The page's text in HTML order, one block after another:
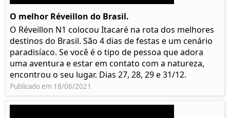
O melhor Réveillon do Brasil.
O Réveillon N1 colocou Itacaré na rota dos melhores
destinos do Brasil. São 4 dias de festas e um cenário
paradisíaco. Se você é o tipo de pessoa que adora
uma aventura e estar em contato com a natureza,
encontrou o seu lugar. Dias 27, 28, 29 e 31/12.
Publicado em 18/06/2021